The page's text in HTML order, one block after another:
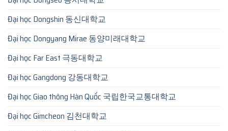
Đại học Dongshin 동신대학교
Đại học Dongyang Mirae 동양미래대학교
Đại học Far East 극동대학교
Đại học Gangdong 강동대학교
Đại học Giao thông Hàn Quốc 국립한국교통대학교
Đại học Gimcheon 김천대학교